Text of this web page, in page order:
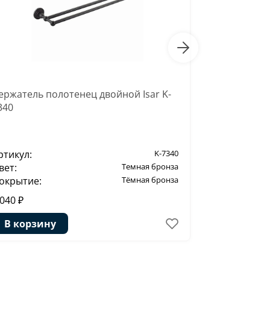
полотенец двойной Isar K-
K-7340
Темная бронза
Тёмная бронза
₽
В корзину